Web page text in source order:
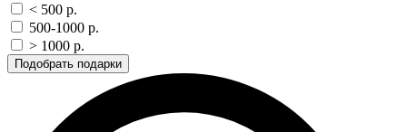
< 500 p.
500-1000 p.
> 1000 p.